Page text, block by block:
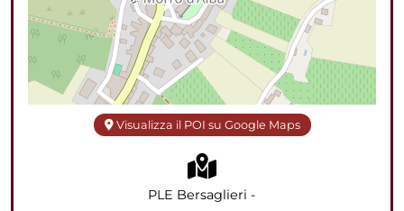
Visualizza il POI su Google Maps
PLE Bersaglieri -